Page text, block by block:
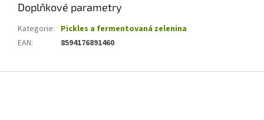
Doplňkové parametry
Kategorie: Pickles a fermentovaná zelenina
EAN: 8594176891460